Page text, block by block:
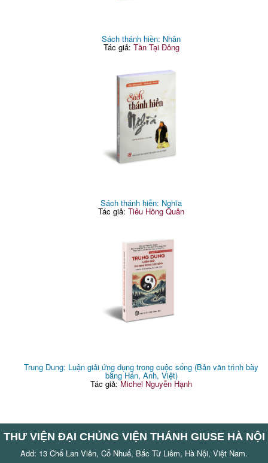
Sách thánh hiền: Nhân
Tác giả: Tần Tại Đông
Sách thánh hiễn: Nghĩa
Tác giả:Tiêu Hồng Quân
Trung Dung: Luận giải ứng dụng trong cuộc sống (Bản văn trình bày
bằng Hán, Anh, Việt)
Tác giả:Michel Nguyễn Hạnh
THƯ VIỆN ĐẠI CHỦNG VIỆN THÁNH GIUSE HÀ NỘI
Add: 13 Chế Lan Viên, Cổ Nhuế, Bắc Từ Liêm, Hà Nội, Việt Nam.